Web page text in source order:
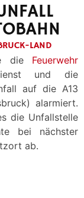
LAND
die Feuerwehr
und die
auf die A13
alarmiert.
die Unfallstelle
bei nächster
ab.